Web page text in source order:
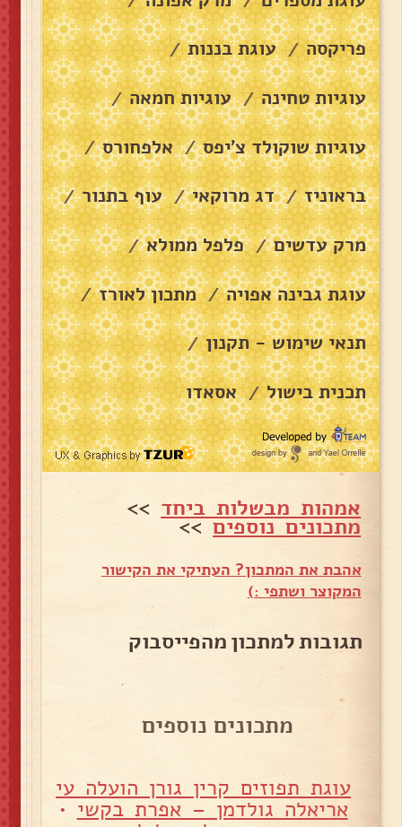
פריקסה / עוגת בננות /
עוגיות טחינה / עוגיות חמאה /
עוגיות שוקולד צ׳יפס / אלפחורס /
בראוניז / דג מרוקאי / עוף בתנור /
מרק עדשים / פלפל ממולא /
עוגת גבינה אפויה / מתכון לאורז /
תנאי שימוש - תקנון /
תכנית בישול / אסאדו
אמהות מבשלות ביחד >>
מתכונים נוספים>>
אהבת את המתכון? העתיקי את הקישור
המקוצר ושתפי :)
תגובות למתכון מהפייסבוק
מתכונים נוספים
עוגת תפוזים קרין גורן הועלה עי
אריאלה גולדמן – אפרת בקשי •